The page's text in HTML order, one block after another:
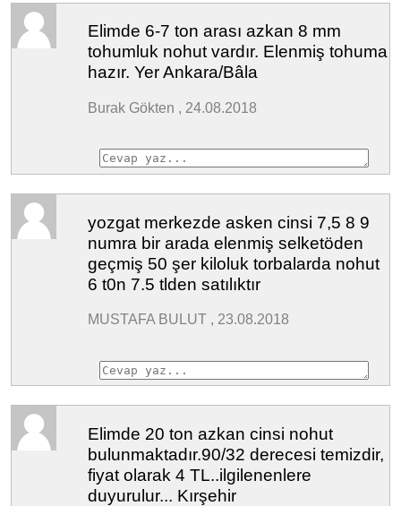
Elimde 6-7 ton arası azkan 8 mm
tohumluk nohut vardır. Elenmiş tohuma
hazır. Yer Ankara/Bâla
Burak Gökten , 24.08.2018
yozgat merkezde asken cinsi 7,5 8 9
numra bir arada elenmiş selketöden
geçmiş 50 şer kiloluk torbalarda nohut
6 t0n 7.5 tlden satılıktır
MUSTAFA BULUT , 23.08.2018
Elimde 20 ton azkan cinsi nohut
bulunmaktadır.90/32 derecesi temizdir,
fiyat olarak 4 TL..ilgilenenlere
duyurulur... Kırşehir